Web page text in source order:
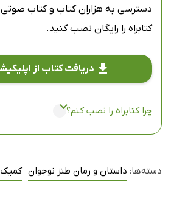
دسترسی به هزاران کتاب و کتاب صوتی
کتابراه را رایگان نصب کنید.
دریافت کتاب از
چرا کتابراه را نصب کنم؟
دسته‌ها: داستان و رمان طنز نوجوان